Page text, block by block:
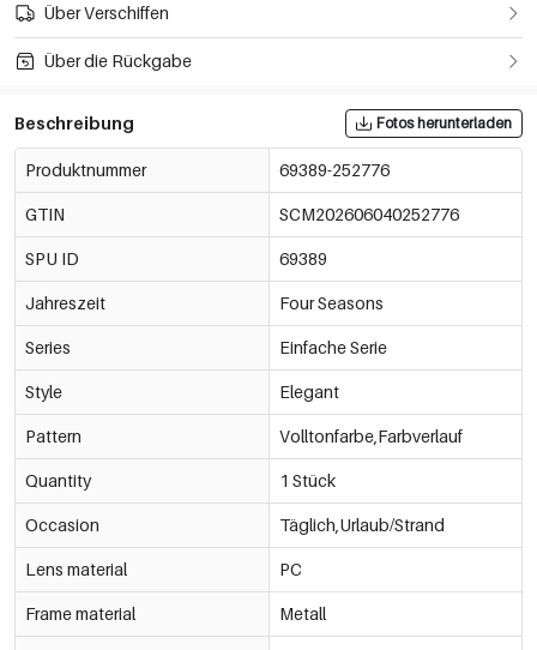
Über Verschiffen
Über die Rückgabe
Beschreibung Fotos herunterladen
Produktnummer 69389-252776
GTIN SCM202606040252776
SPU ID 69389
Jahreszeit Four Seasons
Series Einfache Serie
Style Elegant
Pattern Volltonfarbe,Farbverlauf
Quantity 1 Stück
Occasion Täglich,Urlaub/Strand
Lens material PC
Frame material Metall